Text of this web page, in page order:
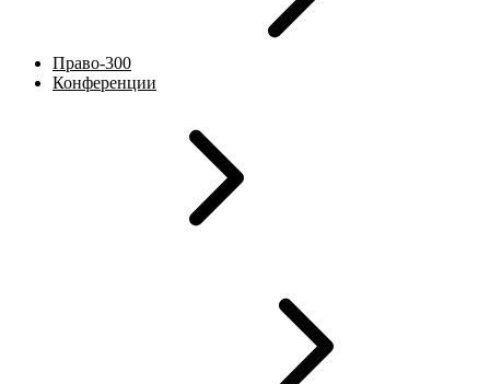
Право-300
Конференции